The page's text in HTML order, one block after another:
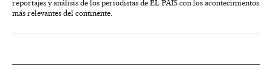
reportajes y análisis de los periodistas de EL PAÍS con los acontecimientos
más relevantes del continente.